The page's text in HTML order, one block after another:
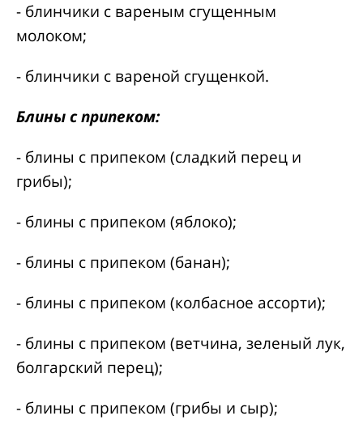
- блинчики с вареным сгущенным
молоком;
- блинчики с вареной сгущенкой.
Блины с припеком:
- блины с припеком (сладкий перец и
грибы);
- блины с припеком (яблоко);
- блины с припеком (банан);
- блины с припеком (колбасное ассорти);
- блины с припеком (ветчина, зеленый лук,
болгарский перец);
- блины с припеком (грибы и сыр);